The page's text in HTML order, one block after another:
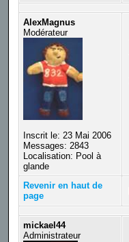
AlexMagnus
Modérateur
Inscrit le: 23 Mai 2006
Messages: 2843
Localisation: Pool à
glande
Revenir en haut de
page
mickael44
Administrateur